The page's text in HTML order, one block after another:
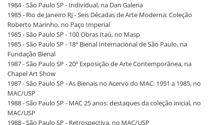
1984 - São Paulo SP - Individual, na Dan Galeria
1985 - Rio de Janeiro RJ - Seis Décadas de Arte Moderna: Coleção
Roberto Marinho, no Paço Imperial
1985 - São Paulo SP - 100 Obras Itaú, no Masp
1985 - São Paulo SP - 18ª Bienal Internacional de São Paulo, na
Fundação Bienal
1987 - São Paulo SP - 20ª Exposição de Arte Contemporânea, na
Chapel Art Show
1987 - São Paulo SP - As Bienais no Acervo do MAC: 1951 a 1985, no
MAC/USP
1988 - São Paulo SP - MAC 25 anos: destaques da coleção inicial, no
MAC/USP
1988 - São Paulo SP - Retrospectiva, no MAC/USP